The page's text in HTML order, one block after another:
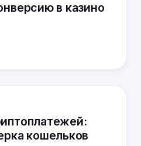
в казино
кошельков